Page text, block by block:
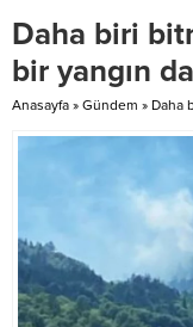
Daha biri
bir yangın
Anasayfa » Gündem » Daha